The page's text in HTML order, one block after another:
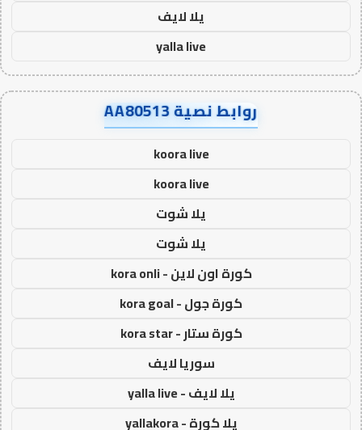
يلا لايف
yalla live
روابط نصية AA80513
koora live
koora live
يلا شوت
يلا شوت
كورة اون لاين - kora onli
كورة جول - kora goal
كورة ستار - kora star
سوريا لايف
يلا لايف - yalla live
يلا كورة - yallakora